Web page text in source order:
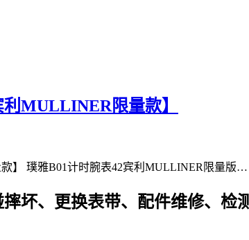
MULLINER限量款】
】 璞雅B01计时腕表42宾利MULLINER限量版…
坏、更换表带、配件维修、检